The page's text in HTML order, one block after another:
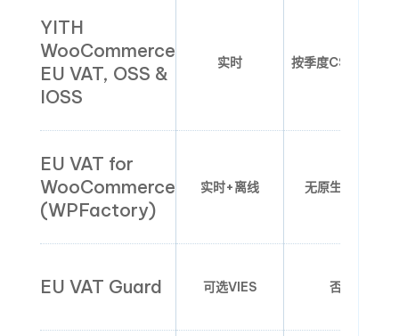
YITH
WooCommerce
EU VAT, OSS &
IOSS
实时 按季度CSV导出
EU VAT for
WooCommerce
(WPFactory)
实时+离线 无原生导出
EU VAT Guard 可选VIES 否